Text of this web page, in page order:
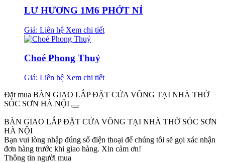
LƯ HƯƠNG 1M6 PHỚT NỈ
Giá: Liên hệ Xem chi tiết
Choé Phong Thuỷ
Giá: Liên hệ Xem chi tiết
Đặt mua BÀN GIAO LẮP ĐẶT CỬA VÕNG TẠI NHÀ THỜ
SÓC SƠN HÀ NỘI
BÀN GIAO LẮP ĐẶT CỬA VÕNG TẠI NHÀ THỜ SÓC SƠN
HÀ NỘI
Bạn vui lòng nhập đúng số điện thoại để chúng tôi sẽ gọi xác nhận
đơn hàng trước khi giao hàng. Xin cảm ơn!
Thông tin người mua